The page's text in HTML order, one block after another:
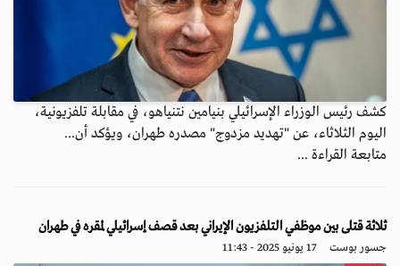
كشف رئيس الوزراء الإسرائيلي بنيامين نتنياهو، في مقابلة تلفزيونية،
اليوم الثلاثاء، عن "تهديد مزدوج" مصدره طهران، ويؤكد أن...
متابعة القراءة ...
ثلاثة قتلى بين موظفي التلفزيون الإيراني بعد قصف إسرائيلي لمقره في طهران
جسور بوست 17 يونيو 2025 - 11:43